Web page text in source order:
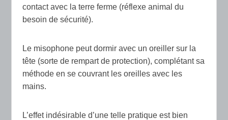
contact avec la terre ferme (réflexe animal du
besoin de sécurité).
Le misophone peut dormir avec un oreiller sur la
tête (sorte de rempart de protection), complétant sa
méthode en se couvrant les oreilles avec les
mains.
L’effet indésirable d’une telle pratique est bien